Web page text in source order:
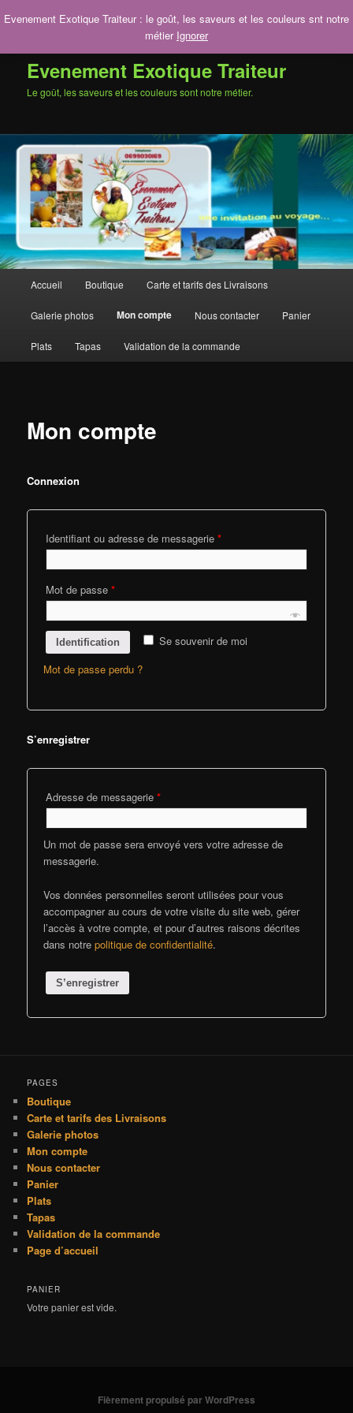
au
principalEvenement Exotique Traiteur
Le goût, les saveurs et les couleurs sont notre métier.
principal
Accueil Boutique Carte et tarifs des Livraisons
Galerie photos Mon compte Nous contacter Panier
Plats Tapas Validation de la commande
Mon compte
Connexion
Identifiant ou adresse de messagerie*
Mot de passe*
Se souvenir de moi
Identification
Mot de passe perdu ?
S’enregistrer
Adresse de messagerie*
Un mot de passe sera envoyé vers votre adresse de
messagerie.
Vos données personnelles seront utilisées pour vous
accompagner au cours de votre visite du site web, gérer
l’accès à votre compte, et pour d’autres raisons décrites
dans notrepolitique de confidentialité.
S’enregistrer
PAGES
Boutique
Carte et tarifs des Livraisons
Galerie photos
Mon compte
Nous contacter
Panier
Plats
Tapas
Validation de la commande
Page d’accueil
PANIER
Votre panier est vide.
Fièrement propulsé par WordPress
Evenement Exotique Traiteur : le goût, les saveurs et les couleurs snt notre
métier Ignorer